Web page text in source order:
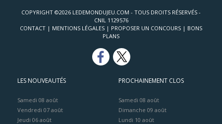
COPYRIGHT ©2026 LEDEMONDUJEU.COM - TOUS DROITS RÉSERVÉS -
CNIL 1129576
CONTACT | MENTIONS LÉGALES | PROPOSER UN CONCOURS | BONS
PLANS
LES NOUVEAUTÉS
Samedi 08 août
Vendredi 07 août
Jeudi 06 août
PROCHAINEMENT CLOS
Samedi 08 août
Dimanche 09 août
Lundi 10 août